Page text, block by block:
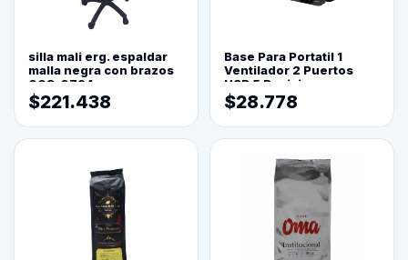
silla mali erg. espaldar
malla negra con brazos
003-0794
$221.438
Base Para Portatil 1
Ventilador 2 Puertos
USB 5 Posiciones
$28.778